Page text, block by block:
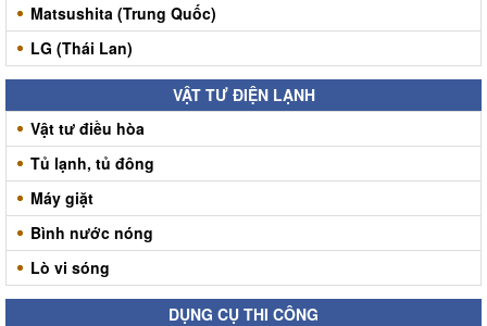
Matsushita (Trung Quốc)
LG (Thái Lan)
VẬT TƯ ĐIỆN LẠNH
Vật tư điều hòa
Tủ lạnh, tủ đông
Máy giặt
Bình nước nóng
Lò vi sóng
DỤNG CỤ THI CÔNG